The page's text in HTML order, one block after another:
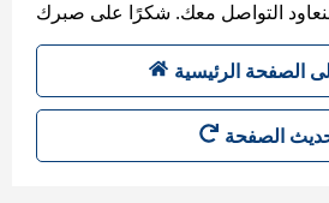
الصفحة الرئيسية